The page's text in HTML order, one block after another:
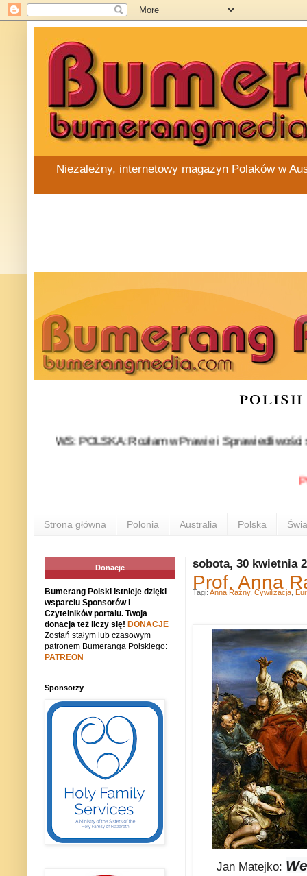
Niezależny, internetowy magazyn Polaków w
NEWS: POLSKA: Rozłam w Prawie i Sprawiedliwości stał
Strona główna Polonia Australia Polska
sobota, 30 kwietnia
Prof. Anna
Jan Matejko:
Tagi: Anna Raźny, Cywilizacja
Donacje
Bumerang Polski istnieje dzięki
wsparciu Sponsorów i
Czytelników portalu. Twoja
donacja też liczy się! DONACJE
Zostań stałym lub czasowym
patronem Bumeranga Polskiego:
PATREON
Sponsorzy